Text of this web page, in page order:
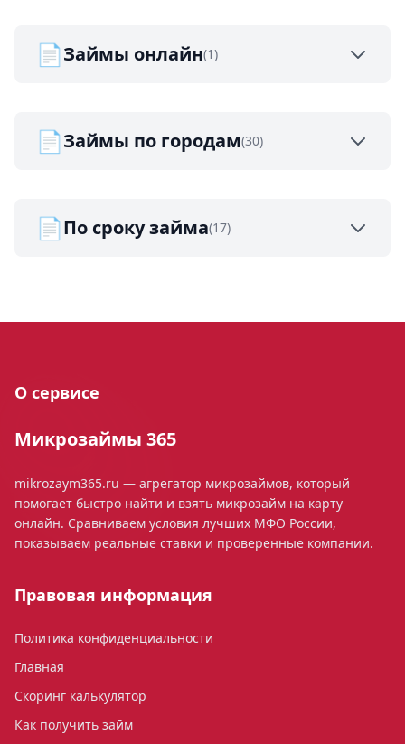
📄Займы онлайн(1)
📄Займы по городам(30)
📄По сроку займа(17)
О сервисе
Микрозаймы 365
mikrozaym365.ru — агрегатор микрозаймов, который
помогает быстро найти и взять микрозайм на карту
онлайн. Сравниваем условия лучших МФО России,
показываем реальные ставки и проверенные компании.
Правовая информация
Политика конфиденциальности
Главная
Скоринг калькулятор
Как получить займ